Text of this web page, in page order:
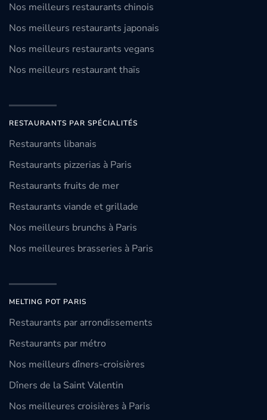
Nos meilleurs restaurants chinois
Nos meilleurs restaurants japonais
Nos meilleurs restaurants vegans
Nos meilleurs restaurant thaïs
RESTAURANTS PAR SPÉCIALITÉS
Restaurants libanais
Restaurants pizzerias à Paris
Restaurants fruits de mer
Restaurants viande et grillade
Nos meilleurs brunchs à Paris
Nos meilleures brasseries à Paris
MELTING POT PARIS
Restaurants par arrondissements
Restaurants par métro
Nos meilleurs dîners-croisières
Dîners de la Saint Valentin
Nos meilleures croisières à Paris